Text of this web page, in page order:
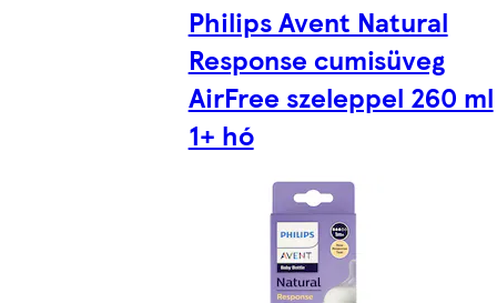
Philips Avent Natural
Response cumisüveg
AirFree szeleppel 260 ml
1+ hó